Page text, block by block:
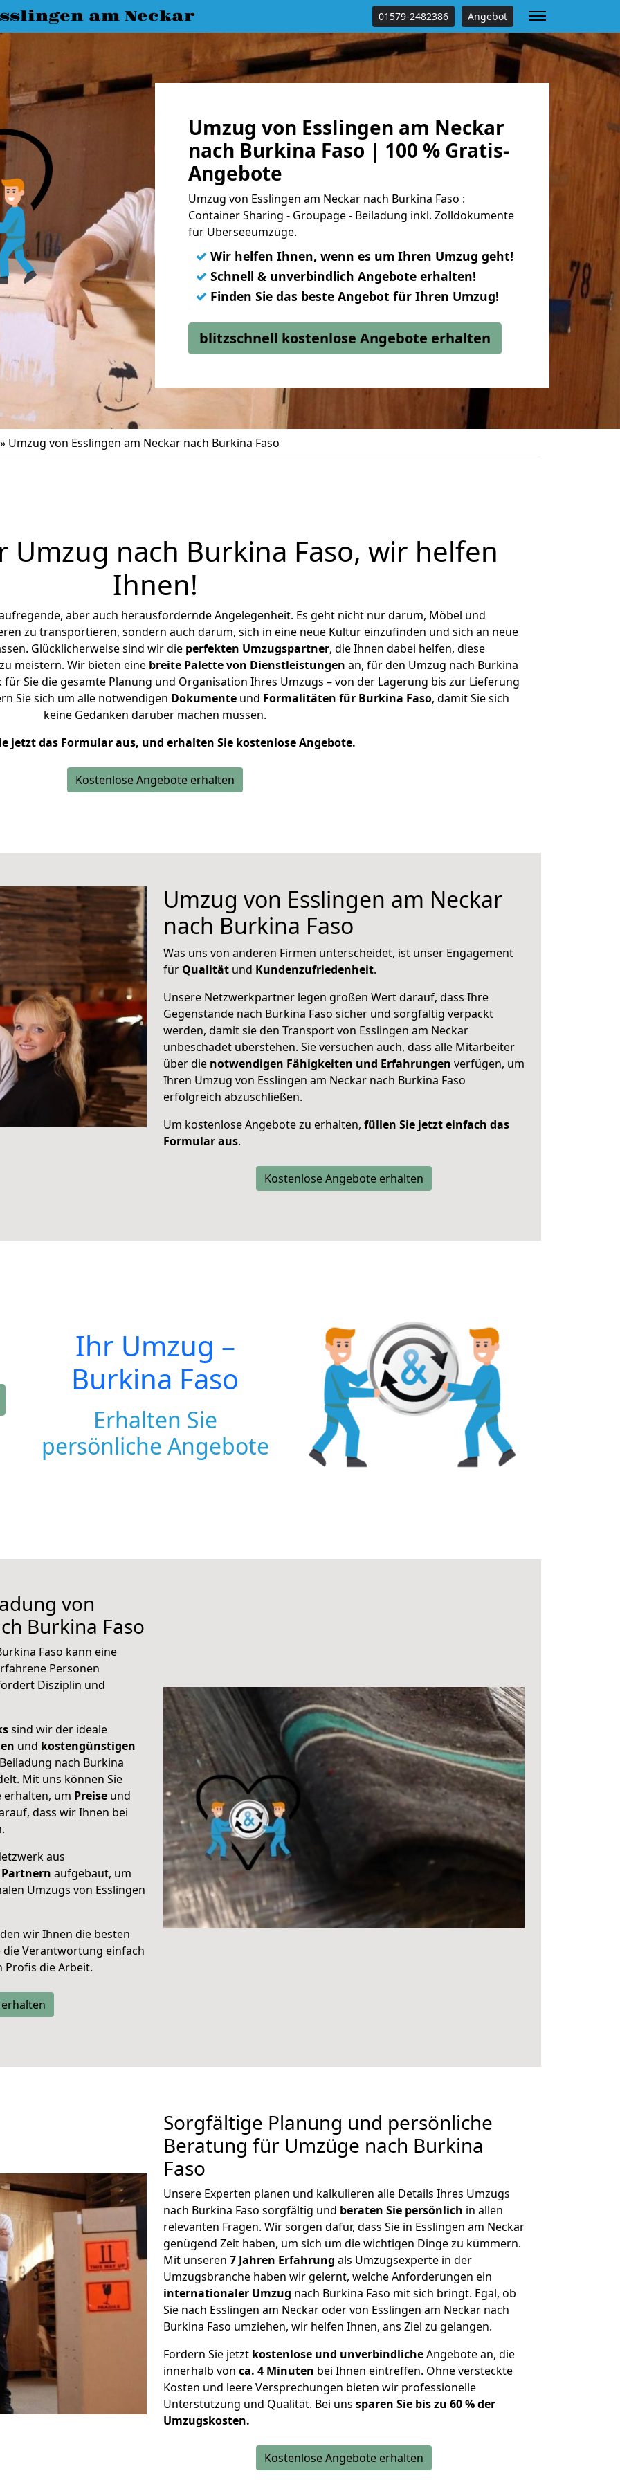
am Neckar 01579-2482386 Angebot
Umzug von Esslingen am Neckar
nach Burkina Faso | 100 % Gratis-
Angebote
Umzug von Esslingen am Neckar nach Burkina Faso :
Container Sharing - Groupage - Beiladung inkl. Zolldokumente
für Überseeumzüge.
✓ Wir helfen Ihnen, wenn es um Ihren Umzug geht!
✓ Schnell & unverbindlich Angebote erhalten!
✓ Finden Sie das beste Angebot für Ihren Umzug!
blitzschnell kostenlose Angebote erhalten
» Umzug von Esslingen am Neckar nach Burkina Faso
nach Burkina Faso, wir helfen
Ihnen!
aber auch herausfordernde Angelegenheit. Es geht nicht nur darum, Möbel und
zu transportieren, sondern auch darum, sich in eine neue Kultur einzufinden und sich an neue
Glücklicherweise sind wir die perfekten Umzugspartner, die Ihnen dabei helfen, diese
meistern. Wir bieten eine breite Palette von Dienstleistungen an, für den Umzug nach Burkina
Sie die gesamte Planung und Organisation Ihres Umzugs – von der Lagerung bis zur Lieferung
Sie sich um alle notwendigen Dokumente und Formalitäten für Burkina Faso, damit Sie sich
keine Gedanken darüber machen müssen.
jetzt das Formular aus, und erhalten Sie kostenlose Angebote.
Kostenlose Angebote erhalten
Umzug von Esslingen am Neckar
nach Burkina Faso
Was uns von anderen Firmen unterscheidet, ist unser Engagement
für Qualität und Kundenzufriedenheit.
Unsere Netzwerkpartner legen großen Wert darauf, dass Ihre
Gegenstände nach Burkina Faso sicher und sorgfältig verpackt
werden, damit sie den Transport von Esslingen am Neckar
unbeschadet überstehen. Sie versuchen auch, dass alle Mitarbeiter
über die notwendigen Fähigkeiten und Erfahrungen verfügen, um
Ihren Umzug von Esslingen am Neckar nach Burkina Faso
erfolgreich abzuschließen.
Um kostenlose Angebote zu erhalten, füllen Sie jetzt einfach das
Formular aus.
Kostenlose Angebote erhalten
Ihr Umzug –
Burkina Faso
Erhalten Sie
persönliche Angebote
von
Burkina Faso
Faso kann eine
Personen
Disziplin und
sind wir der ideale
und kostengünstigen
nach Burkina
Mit uns können Sie
erhalten, um Preise und
dass wir Ihnen bei
aus
aufgebaut, um
Umzugs von Esslingen
wir Ihnen die besten
die Verantwortung einfach
Profis die Arbeit.
Sorgfältige Planung und persönliche
Beratung für Umzüge nach Burkina
Faso
Unsere Experten planen und kalkulieren alle Details Ihres Umzugs
nach Burkina Faso sorgfältig und beraten Sie persönlich in allen
relevanten Fragen. Wir sorgen dafür, dass Sie in Esslingen am Neckar
genügend Zeit haben, um sich um die wichtigen Dinge zu kümmern.
Mit unseren 7 Jahren Erfahrung als Umzugsexperte in der
Umzugsbranche haben wir gelernt, welche Anforderungen ein
internationaler Umzug nach Burkina Faso mit sich bringt. Egal, ob
Sie nach Esslingen am Neckar oder von Esslingen am Neckar nach
Burkina Faso umziehen, wir helfen Ihnen, ans Ziel zu gelangen.
Fordern Sie jetzt kostenlose und unverbindlicheAngebote an, die
innerhalb von ca. 4 Minuten bei Ihnen eintreffen. Ohne versteckte
Kosten und leere Versprechungen bieten wir professionelle
Unterstützung und Qualität. Bei uns sparen Sie bis zu 60 % der
Umzugskosten.
Kostenlose Angebote erhalten